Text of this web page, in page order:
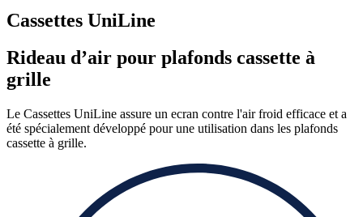
Cassettes UniLine
Rideau d’air pour plafonds cassette à
grille
Le Cassettes UniLine assure un ecran contre l'air froid efficace et a
été spécialement développé pour une utilisation dans les plafonds
cassette à grille.